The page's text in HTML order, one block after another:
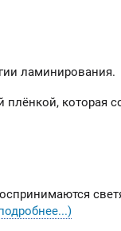
ламинирования.
которая